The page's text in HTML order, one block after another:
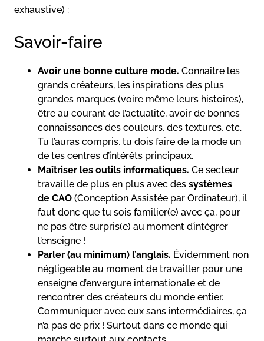
exhaustive) :
Savoir-faire
Avoir une bonne culture mode. Connaître les
grands créateurs, les inspirations des plus
grandes marques (voire même leurs histoires),
être au courant de l’actualité, avoir de bonnes
connaissances des couleurs, des textures, etc.
Tu l’auras compris, tu dois faire de la mode un
de tes centres d’intérêts principaux.
Maîtriser les outils informatiques. Ce secteur
travaille de plus en plus avec des systèmes
de CAO (Conception Assistée par Ordinateur), il
faut donc que tu sois familier(e) avec ça, pour
ne pas être surpris(e) au moment d’intégrer
l’enseigne !
Parler (au minimum) l’anglais. Évidemment non
négligeable au moment de travailler pour une
enseigne d’envergure internationale et de
rencontrer des créateurs du monde entier.
Communiquer avec eux sans intermédiaires, ça
n’a pas de prix ! Surtout dans ce monde qui